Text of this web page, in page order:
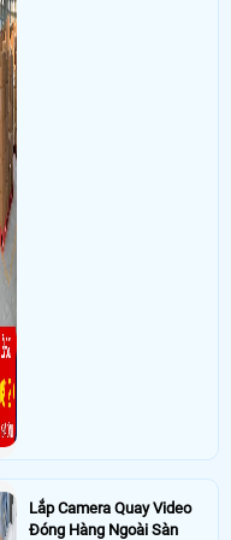
Lắp Camera Quay Video
Đóng Hàng Ngoài Sàn